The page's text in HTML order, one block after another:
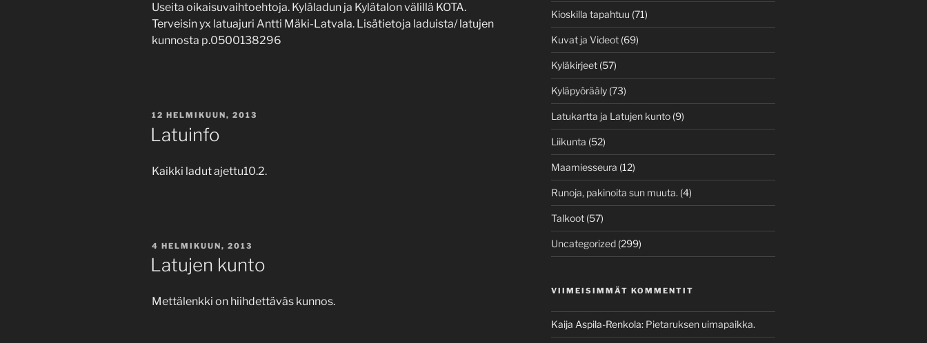
Useita oikaisuvaihtoehtoja. Kyläladun ja Kylätalon välillä KOTA.
Terveisin yx latuajuri Antti Mäki-Latvala. Lisätietoja laduista/ latujen
kunnosta p.0500138296
JULKAISTU
12 HELMIKUUN, 2013
Latuinfo
Kaikki ladut ajettu10.2.
JULKAISTU
4 HELMIKUUN, 2013
Latujen kunto
Mettälenkki on hiihdettäväs kunnos.
Kioskilla tapahtuu (71)
Kuvat ja Videot(69)
Kyläkirjeet(57)
Kyläpyörääly(73)
Latukartta ja Latujen kunto(9)
Liikunta (52)
Maamiesseura (12)
Runoja, pakinoita sun muuta. (4)
Talkoot(57)
Uncategorized(299)
VIIMEISIMMÄT KOMMENTIT
Kaija Aspila-Renkola: Pietaruksen uimapaikka.